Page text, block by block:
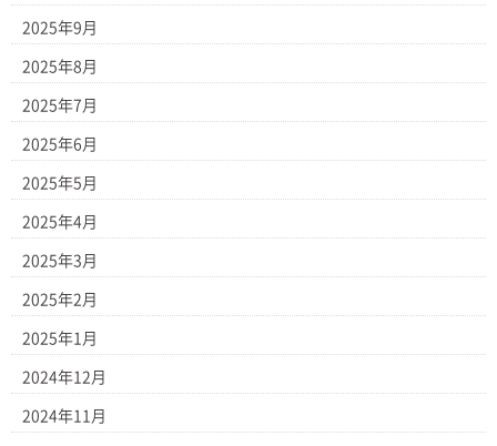
2025年9月
2025年8月
2025年7月
2025年6月
2025年5月
2025年4月
2025年3月
2025年2月
2025年1月
2024年12月
2024年11月